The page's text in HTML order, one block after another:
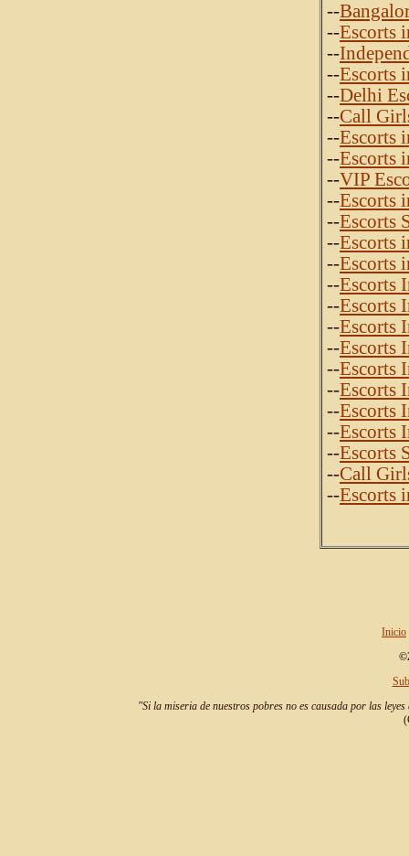
--
--Escorts
--
--Escorts
--Delhi
--Call
--Escorts
--Escorts
--VIP
--Escorts
--Escorts
--Escorts
--Escorts
--Escorts
--Escorts
--Escorts
--Escorts
--Escorts
--Escorts
--Escorts
--Escorts
--Escorts
--Call
--Escorts
Inicio
"Si la miseria de nuestros pobres no es causada por las